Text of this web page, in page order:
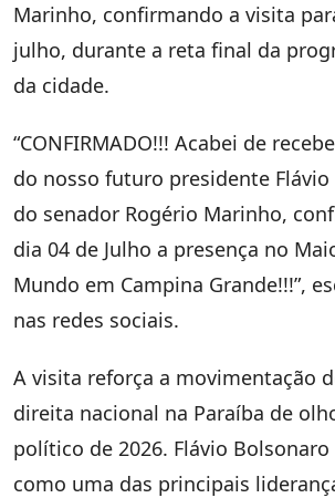
Marinho, confirmando a visita
julho, durante a reta final da
da cidade.
“CONFIRMADO!!! Acabei de
do nosso futuro presidente
do senador Rogério Marinho,
dia 04 de Julho a presença no
Mundo em Campina Grande!!!”,
nas redes sociais.
A visita reforça a movimentação
direita nacional na Paraíba de
político de 2026. Flávio
como uma das principais